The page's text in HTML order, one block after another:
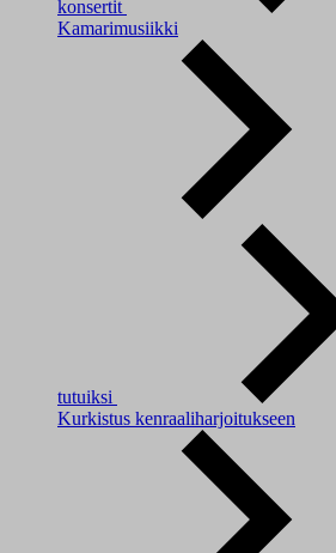
konsertit
Kamarimusiikki
tutuiksi
Kurkistus kenraaliharjoitukseen